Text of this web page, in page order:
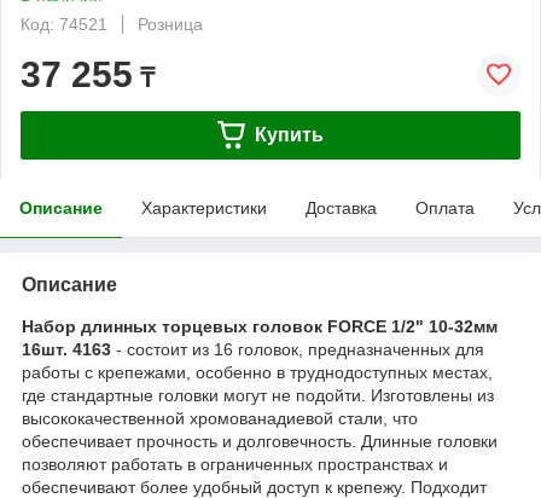
Код: 74521
Розница
37 255 ₸
Купить
Описание Характеристики Доставка Оплата
Описание
Набор длинных торцевых головок FORCE 1/2" 10-32мм
16шт. 4163 - состоит из 16 головок, предназначенных для
работы с крепежами, особенно в труднодоступных местах,
где стандартные головки могут не подойти. Изготовлены из
высококачественной хромованадиевой стали, что
обеспечивает прочность и долговечность. Длинные головки
позволяют работать в ограниченных пространствах и
обеспечивают более удобный доступ к крепежу. Подходит